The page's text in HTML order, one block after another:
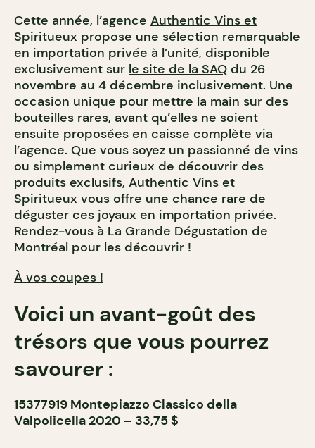
Cette année, l’agence Authentic Vins et
Spiritueux propose une sélection remarquable
en importation privée à l’unité, disponible
exclusivement sur le site de la SAQ du 26
novembre au 4 décembre inclusivement. Une
occasion unique pour mettre la main sur des
bouteilles rares, avant qu’elles ne soient
ensuite proposées en caisse complète via
l’agence. Que vous soyez un passionné de vins
ou simplement curieux de découvrir des
produits exclusifs, Authentic Vins et
Spiritueux vous offre une chance rare de
déguster ces joyaux en importation privée.
Rendez-vous à La Grande Dégustation de
Montréal pour les découvrir !
À vos coupes !
Voici un avant-goût des
trésors que vous pourrez
savourer :
15377919 Montepiazzo Classico della
Valpolicella 2020 – 33,75 $